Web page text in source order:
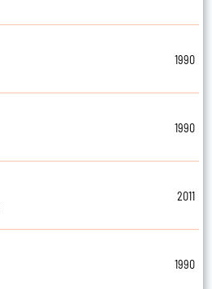
1990
1990
2011
1990